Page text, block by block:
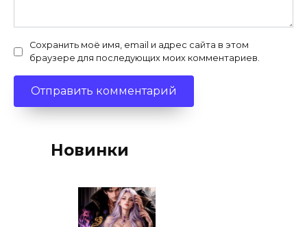
Сохранить моё имя, email и адрес сайта в этом
браузере для последующих моих комментариев.
Новинки